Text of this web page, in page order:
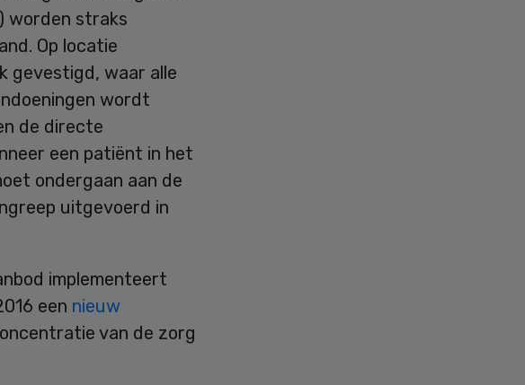
worden straks
Op locatie
gevestigd, waar alle
wordt
de directe
een patiënt in het
ondergaan aan de
uitgevoerd in
implementeert
een nieuw
van de zorg